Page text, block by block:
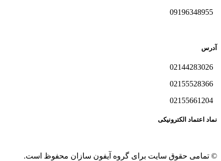
آدرس
نماد اعتماد الکترونیکی
© تمامی حقوق سایت برای گروه آیفون سازان محفوظ است.